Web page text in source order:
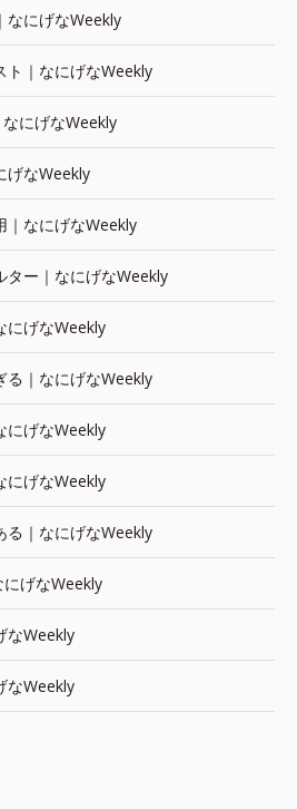
なにげなWeekly
ト｜なにげなWeekly
にげなWeekly
げなWeekly
｜なにげなWeekly
ター｜なにげなWeekly
にげなWeekly
る｜なにげなWeekly
にげなWeekly
にげなWeekly
る｜なにげなWeekly
げなWeekly
なWeekly
なWeekly